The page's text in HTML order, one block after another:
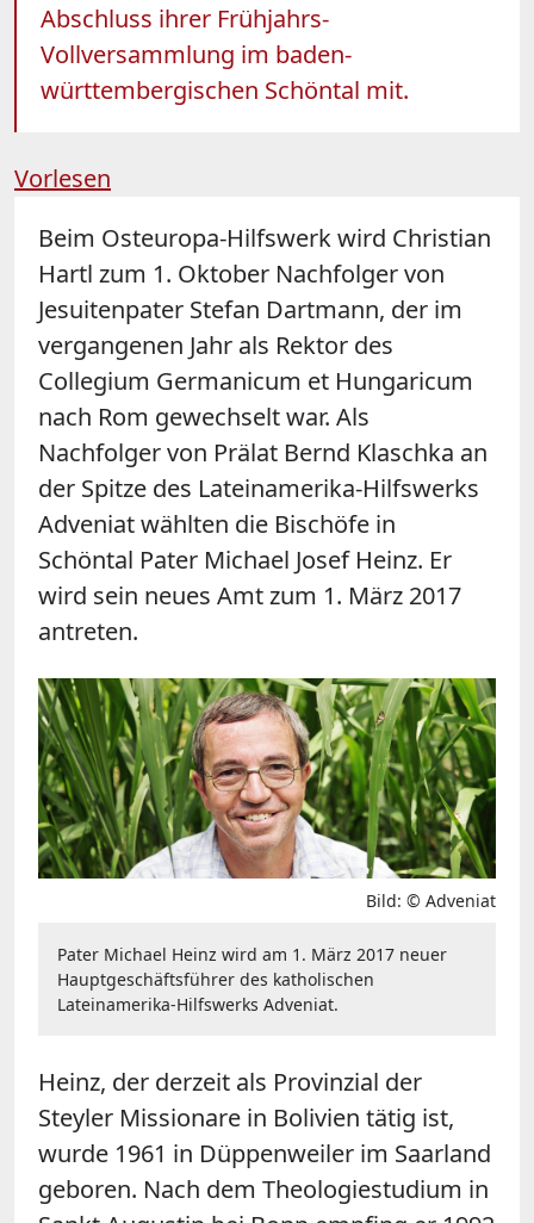
Abschluss ihrer Frühjahrs-
Vollversammlung im baden-
württembergischen Schöntal mit.
Vorlesen
Beim Osteuropa-Hilfswerk wird Christian
Hartl zum 1. Oktober Nachfolger von
Jesuitenpater Stefan Dartmann, der im
vergangenen Jahr als Rektor des
Collegium Germanicum et Hungaricum
nach Rom gewechselt war. Als
Nachfolger von Prälat Bernd Klaschka an
der Spitze des Lateinamerika-Hilfswerks
Adveniat wählten die Bischöfe in
Schöntal Pater Michael Josef Heinz. Er
wird sein neues Amt zum 1. März 2017
antreten.
Bild: © Adveniat
Pater Michael Heinz wird am 1. März 2017 neuer
Hauptgeschäftsführer des katholischen
Lateinamerika-Hilfswerks Adveniat.
Heinz, der derzeit als Provinzial der
Steyler Missionare in Bolivien tätig ist,
wurde 1961 in Düppenweiler im Saarland
geboren. Nach dem Theologiestudium in